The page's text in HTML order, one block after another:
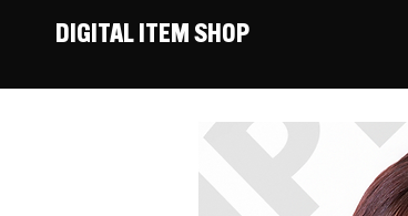
DIGITAL ITEM SHOP